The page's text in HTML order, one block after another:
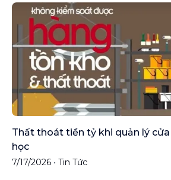
Thất thoát tiền tỷ khi quản lý
học
7/17/2026 • Tin Tức